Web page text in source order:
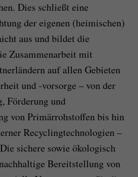
Dies schließt eine
der eigenen (heimischen)
aus und bildet die
Zusammenarbeit mit
auf allen Gebieten
und -vorsorge – von der
Förderung und
von Primärrohstoffen bis hin
Recyclingtechnologien –
sichere sowie ökologisch
Bereitstellung von